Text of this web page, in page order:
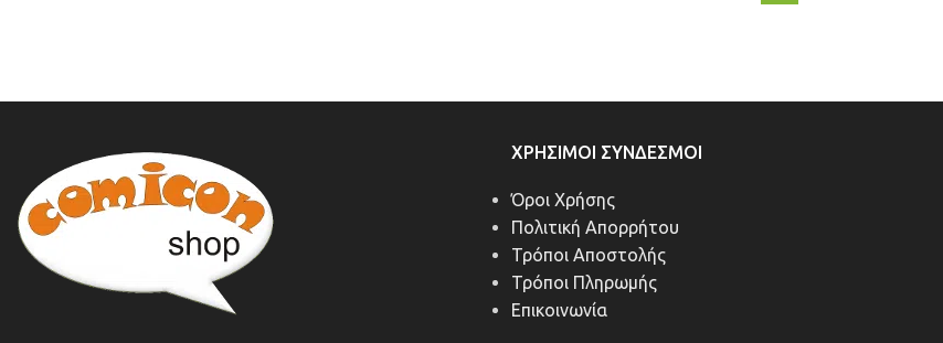
ΧΡΉΣΙΜΟΙ ΣΎΝΔΕΣΜΟΙ
Όροι Χρήσης
Πολιτική Απορρήτου
Τρόποι Αποστολής
Τρόποι Πληρωμής
Επικοινωνία